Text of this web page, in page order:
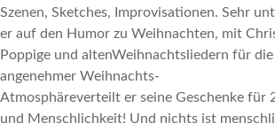
Szenen, Sketches, Improvisationen. Sehr
er auf den Humor zu Weihnachten, mit
Poppige und altenWeihnachtsliedern für
angenehmer Weihnachts-
Atmosphäreverteilt er seine Geschenke für
und Menschlichkeit! Und nichts ist